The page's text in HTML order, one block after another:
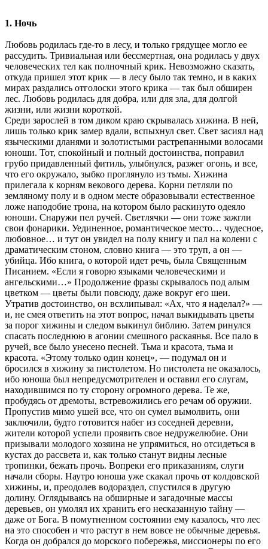
1. Ночь
Любовь родилась где-то в лесу, и только грядущее могло ее
рассудить. Тривиальная или бессмертная, она родилась у двух
человеческих тел как полночный крик. Невозможно сказать,
откуда пришел этот крик — в лесу было так темно, и в каких
мирах раздались отголоски этого крика — так был обширен
лес. Любовь родилась для добра, или для зла, для долгой
жизни, или жизни короткой.
Среди зарослей в том диком краю скрывалась хижина. В ней,
лишь только крик замер вдали, вспыхнул свет. Свет засиял над
языческими дланями и золотистыми растрепанными волосами
юноши. Тот, спокойный и полный достоинства, поправил
грубо придавленный фитиль, улыбнулся, разжег огонь, и все,
что его окружало, зыбко проглянуло из тьмы. Хижина
прилегала к корням векового дерева. Корни петляли по
земляному полу и в одном месте образовывали естественное
ложе наподобие трона, на котором было раскинуто одеяло
юноши. Снаружи пел ручей. Светлячки — они тоже зажгли
свои фонарики. Уединенное, романтическое место… чудесное,
любовное… и тут он увидел на полу книгу и пал на колени с
драматическим стоном, словно книга — это труп, а он —
убийца. Ибо книга, о которой идет речь, была Священным
Писанием. «Если я говорю языками человеческими и
ангельскими…» Продолжение фразы скрывалось под алым
цветком — цветы были повсюду, даже вокруг его шеи.
Утратив достоинство, он всхлипывал: «Ах, что я наделал?» —
и, не смея ответить на этот вопрос, начал выкидывать цветы
за порог хижины и следом выкинул библию. Затем ринулся
спасать последнюю в агонии смешного раскаянья. Все пало в
ручей, все было унесено песней. Тьма и красота, тьма и
красота. «Этому только один конец», — подумал он и
бросился в хижину за пистолетом. Но пистолета не оказалось,
ибо юноша был непредусмотрителен и оставил его слугам,
находившимся по ту сторону огромного дерева. Те же,
пробудясь от дремоты, встревожились его речам об оружии.
Пропустив мимо ушей все, что он сумел вымолвить, они
заключили, будто готовится набег из соседней деревни,
жители которой успели проявить свое недружелюбие. Они
призывали молодого хозяина не упрямиться, но отсидеться в
кустах до рассвета и, как только станут видны лесные
тропинки, бежать прочь. Вопреки его приказаниям, слуги
начали сборы. Наутро юноша уже скакал прочь от колдовской
хижины, и, преодолев водораздел, спустился в другую
долину. Оглядываясь на обширные и загадочные массы
деревьев, он умолял их хранить его несказанную тайну —
даже от Бога. В помутненном состоянии ему казалось, что лес
на это способен и что растут в нем вовсе не обычные деревья.
Когда он добрался до морского побережья, миссионеры по его